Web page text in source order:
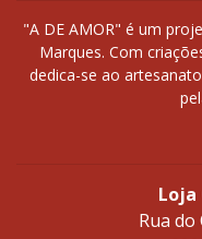
"A DE AMOR" é um
Marques. Com
dedica-se ao
Loja
Rua do